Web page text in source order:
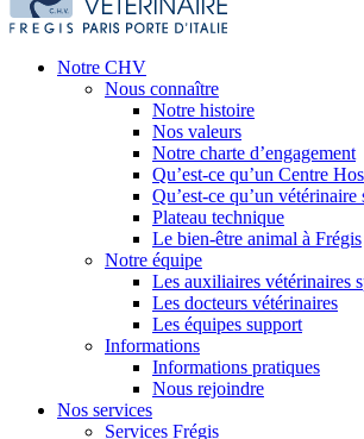
Notre CHV
Nous connaître
Notre histoire
Nos valeurs
Notre charte d’engagement
Qu’est-ce qu’un Centre
Qu’est-ce qu’un vétérinaire
Plateau technique
Le bien-être animal à Frégis
Notre équipe
Les auxiliaires vétérinaires
Les docteurs vétérinaires
Les équipes support
Informations
Informations pratiques
Nous rejoindre
Nos services
Services Frégis